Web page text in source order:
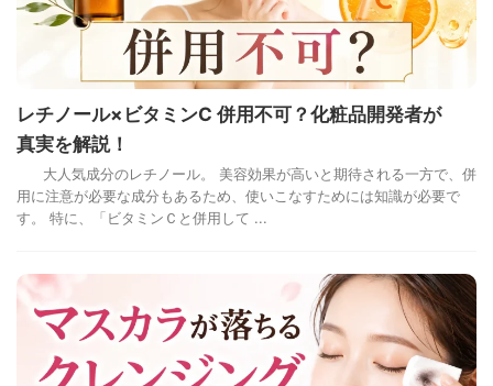
レチノール×ビタミンC 併用不可？化粧品開発者が
真実を解説！
大人気成分のレチノール。 美容効果が高いと期待される一方で、併
用に注意が必要な成分もあるため、使いこなすためには知識が必要で
す。 特に、「ビタミンＣと併用して ...